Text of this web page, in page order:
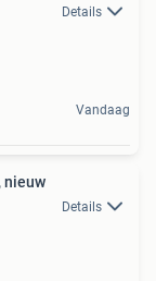
Details
Vandaag
nieuw
Details